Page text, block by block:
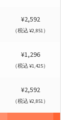
¥2,592
（税込 ¥2,851）
¥1,296
（税込 ¥1,425）
¥2,592
（税込 ¥2,851）